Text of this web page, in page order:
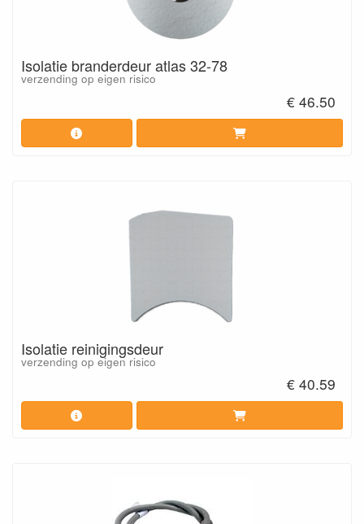
Isolatie branderdeur atlas 32-78
verzending op eigen risico
€ 46.50
Isolatie reinigingsdeur
verzending op eigen risico
€ 40.59